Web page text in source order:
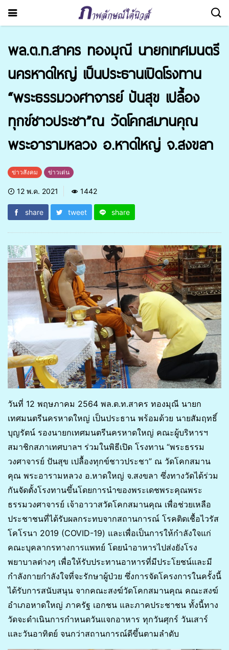
พล.ต.ท.สาคร ทองมุณี นายกเทศมนตรี
นครหาดใหญ่ เป็นประธานเปิดโรงทาน
“พระธรรมวงศาจารย์ ปันสุข เปลื้อง
ทุกข์ชาวประชา”ณ วัดโคกสมานคุณ
พระอารามหลวง อ.หาดใหญ่ จ.สงขลา
ข่าวสังคม ข่าวเด่น
12 พ.ค. 2021 1442
share tweet share
วันที่ 12 พฤษภาคม 2564 พล.ต.ท.สาคร ทองมุณี นายก
เทศมนตรีนครหาดใหญ่ เป็นประธาน พร้อมด้วย นายสัมฤทธิ์
บุญรัตน์ รองนายกเทศมนตรีนครหาดใหญ่ คณะผู้บริหารฯ
สมาชิกสภาเทศบาลฯ ร่วมในพิธีเปิด โรงทาน “พระธรรม
วงศาจารย์ ปันสุข เปลื้องทุกข์ชาวประชา” ณ วัดโคกสมาน
คุณ พระอารามหลวง อ.หาดใหญ่ จ.สงขลา ซึ่งทางวัดได้ร่วม
กันจัดตั้งโรงทานขึ้นโดยการนำของพระเดชพระคุณพระ
ธรรมวงศาจารย์ เจ้าอาวาสวัดโคกสมานคุณ เพื่อช่วยเหลือ
ประชาชนที่ได้รับผลกระทบจากสถานการณ์ โรคติดเชื้อไวรัส
โคโรนา 2019 (COVID-19) และเพื่อเป็นการให้กำลังใจแก่
คณะบุคลากรทางการแพทย์ โดยนำอาหารไปส่งยังโรง
พยาบาลต่างๆ เพื่อให้รับประทานอาหารที่มีประโยชน์และมี
กำลังกายกำลังใจที่จะรักษาผู้ป่วย ซึ่งการจัดโครงการในครั้งนี้
ได้รับการสนับสนุน จากคณะสงฆ์วัดโคกสมานคุณ คณะสงฆ์
อำเภอหาดใหญ่ ภาครัฐ เอกชน และภาคประชาชน ทั้งนี้ทาง
วัดจะดำเนินการกำหนดวันแจกอาหาร ทุกวันศุกร์ วันเสาร์
และวันอาทิตย์ จนกว่าสถานการณ์ดีขึ้นตามลำดับ